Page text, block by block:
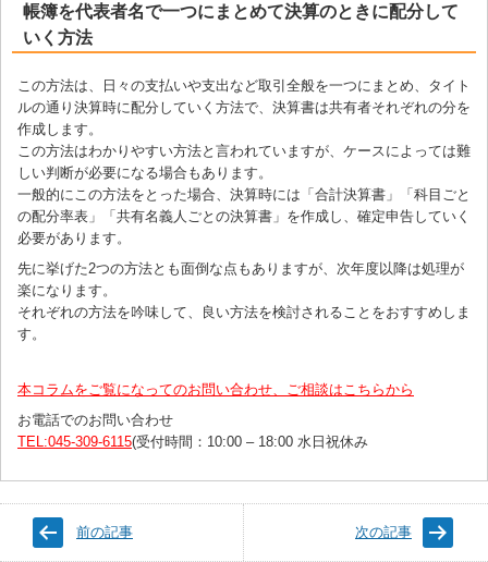
帳簿を代表者名で一つにまとめて決算のときに配分して
いく方法
この方法は、日々の支払いや支出など取引全般を一つにまとめ、タイト
ルの通り決算時に配分していく方法で、決算書は共有者それぞれの分を
作成します。
この方法はわかりやすい方法と言われていますが、ケースによっては難
しい判断が必要になる場合もあります。
一般的にこの方法をとった場合、決算時には「合計決算書」「科目ごと
の配分率表」「共有名義人ごとの決算書」を作成し、確定申告していく
必要があります。
先に挙げた2つの方法とも面倒な点もありますが、次年度以降は処理が
楽になります。
それぞれの方法を吟味して、良い方法を検討されることをおすすめしま
す。
本コラムをご覧になってのお問い合わせ、ご相談はこちらから
お電話でのお問い合わせ
TEL:045-309-6115(受付時間：10:00 – 18:00 水日祝休み
前の記事 次の記事